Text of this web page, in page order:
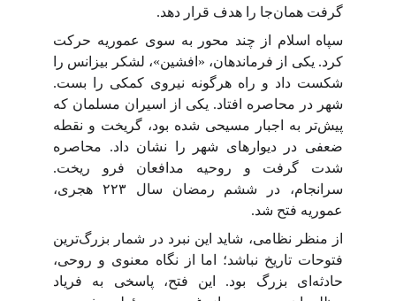
گرفت همان‌جا را هدف قرار دهد.
سپاه اسلام از چند محور به سوی عموریه حرکت
کرد. یکی از فرماندهان، «افشین»، لشکر بیزانس را
شکست داد و راه هرگونه نیروی کمکی را بست.
شهر در محاصره افتاد. یکی از اسیران مسلمان که
پیش‌تر به اجبار مسیحی شده بود، گریخت و نقطه
ضعفی در دیوارهای شهر را نشان داد. محاصره
شدت گرفت و روحیه مدافعان فرو ریخت.
سرانجام، در ششم رمضان سال ۲۲۳ هجری،
عموریه فتح شد.
از منظر نظامی، شاید این نبرد در شمار بزرگ‌ترین
فتوحات تاریخ نباشد؛ اما از نگاه معنوی و روحی،
حادثه‌ای بزرگ بود. این فتح، پاسخی به فریاد